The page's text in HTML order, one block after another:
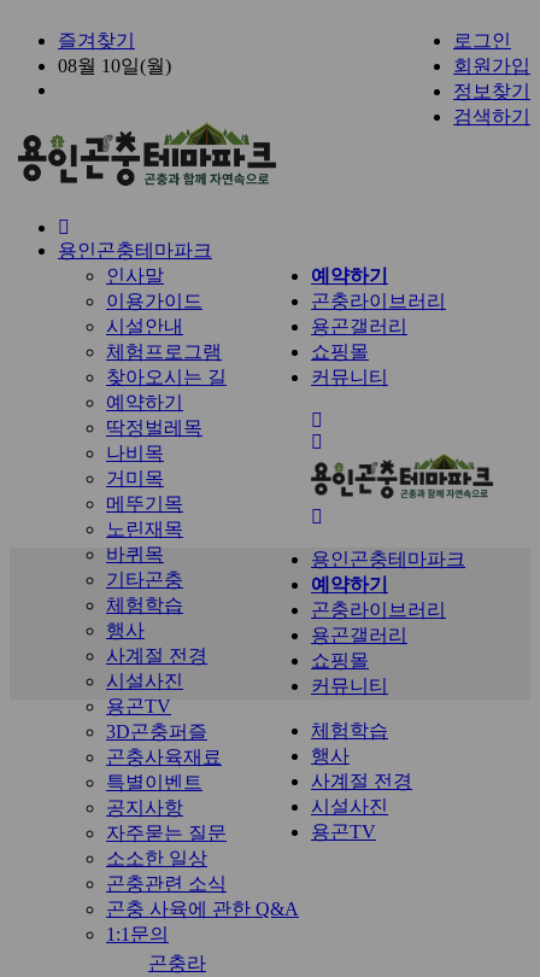
즐겨찾기
08월 10일(월)
로그인
회원가입
정보찾기
검색하기
으
로
용인곤충테마파크
인사말
이용가이드
시설안내
체험프로그램
찾아오시는 길
예약하기
예약하기
곤충라이브러리
딱정벌레목
나비목
거미목
메뚜기목
노린재목
바퀴목
기타곤충
용곤갤러리
체험학습
행사
사계절 전경
시설사진
용곤TV
쇼핑몰
3D곤충퍼즐
곤충사육재료
특별이벤트
커뮤니티
공지사항
자주묻는 질문
소소한 일상
곤충관련 소식
곤충 사육에 관한 Q&A
1:1문의
메
뉴
용인곤충테마파크
예약하기
곤충라이브러리
용곤갤러리
쇼핑몰
커뮤니티
체험학습
행사
사계절 전경
시설사진
용곤TV
곤충라